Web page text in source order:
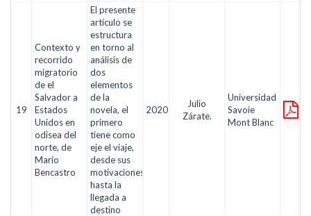
19
Contexto y
recorrido
migratorio
de el
Salvador a
Estados
Unidos en
odisea del
norte, de
Mario
Bencastro
El presente
artículo se
estructura
en torno al
análisis de
dos
elementos
de la
novela, el
primero
tiene como
eje el viaje,
desde sus
motivaciones
hasta la
llegada a
destino
2020
Julio
Zárate.
Universidad
Savoie
Mont Blanc